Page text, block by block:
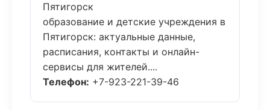
Пятигорск
образование и детские учреждения в
Пятигорск: актуальные данные,
расписания, контакты и онлайн-
сервисы для жителей....
Телефон: +7-923-221-39-46